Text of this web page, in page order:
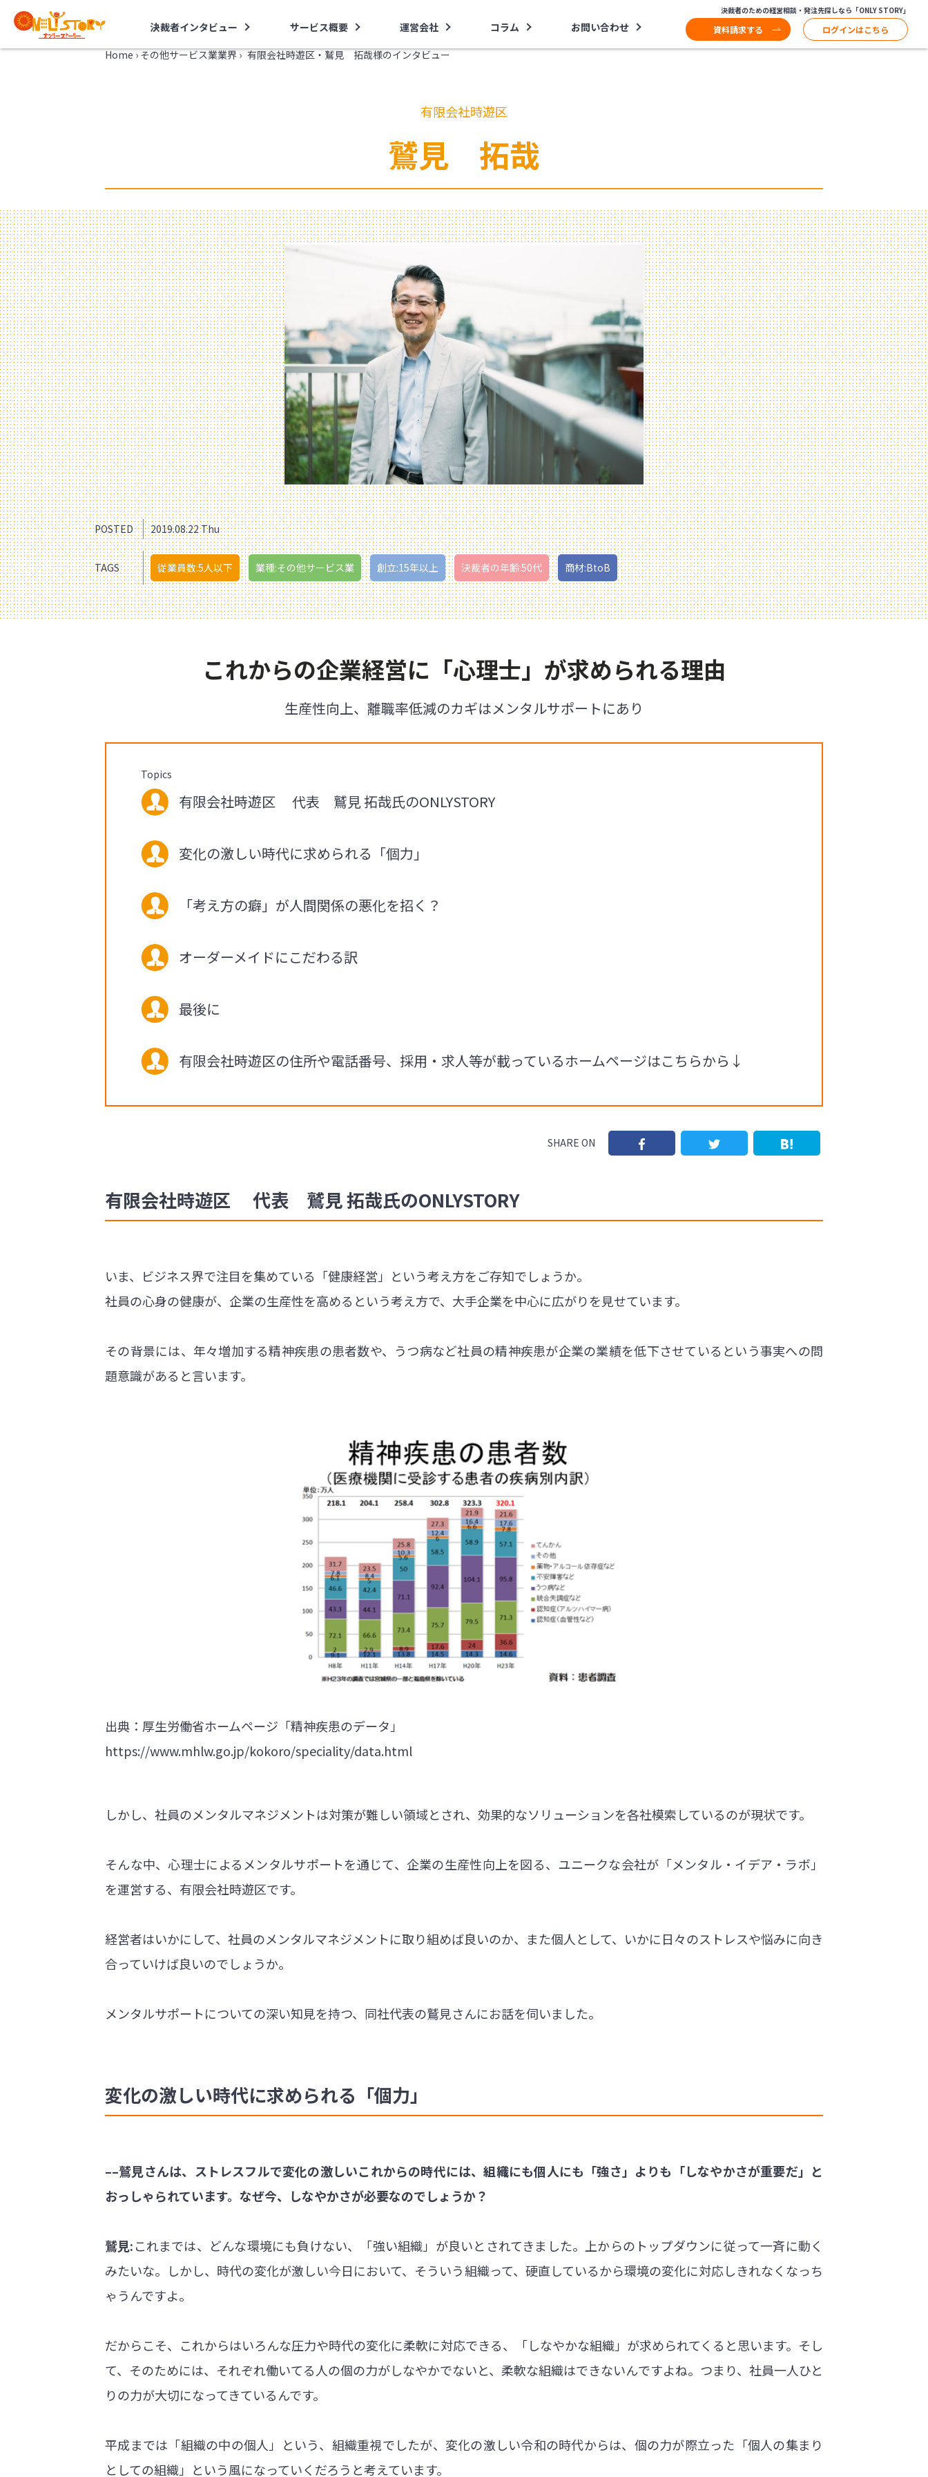
決裁者インタビュー サービス概要 運営会社 コラム お問い合わせ
決裁者のための経営相談・発注先探しなら「ONLY STORY」
資料請求する ログインはこちら
Home › その他サービス業業界 › 有限会社時遊区・鷲見 拓哉様のインタビュー
有限会社時遊区
鷲見 拓哉
POSTED 2019.08.22 Thu
TAGS 従業員数:5人以下 業種:その他サービス業 創立:15年以上 決裁者の年齢:50代 商材:BtoB
これからの企業経営に「心理士」が求められる理由
生産性向上、離職率低減のカギはメンタルサポートにあり
Topics
有限会社時遊区 代表 鷲見 拓哉氏のONLYSTORY
変化の激しい時代に求められる「個力」
「考え方の癖」が人間関係の悪化を招く？
オーダーメイドにこだわる訳
最後に
有限会社時遊区の住所や電話番号、採用・求人等が載っているホームページはこちらから↓
SHARE ON
有限会社時遊区 代表 鷲見 拓哉氏のONLYSTORY
いま、ビジネス界で注目を集めている「健康経営」という考え方をご存知でしょうか。
社員の心身の健康が、企業の生産性を高めるという考え方で、大手企業を中心に広がりを見せています。
その背景には、年々増加する精神疾患の患者数や、うつ病など社員の精神疾患が企業の業績を低下させているという事実への問
題意識があると言います。
出典：厚生労働省ホームページ「精神疾患のデータ」
https://www.mhlw.go.jp/kokoro/speciality/data.html
しかし、社員のメンタルマネジメントは対策が難しい領域とされ、効果的なソリューションを各社模索しているのが現状です。
そんな中、心理士によるメンタルサポートを通じて、企業の生産性向上を図る、ユニークな会社が「メンタル・イデア・ラボ」
を運営する、有限会社時遊区です。
経営者はいかにして、社員のメンタルマネジメントに取り組めば良いのか、また個人として、いかに日々のストレスや悩みに向き
合っていけば良いのでしょうか。
メンタルサポートについての深い知見を持つ、同社代表の鷲見さんにお話を伺いました。
変化の激しい時代に求められる「個力」
––鷲見さんは、ストレスフルで変化の激しいこれからの時代には、組織にも個人にも「強さ」よりも「しなやかさが重要だ」と
おっしゃられています。なぜ今、しなやかさが必要なのでしょうか？
鷲見:これまでは、どんな環境にも負けない、「強い組織」が良いとされてきました。上からのトップダウンに従って一斉に動く
みたいな。しかし、時代の変化が激しい今日において、そういう組織って、硬直しているから環境の変化に対応しきれなくなっち
ゃうんですよ。
だからこそ、これからはいろんな圧力や時代の変化に柔軟に対応できる、「しなやかな組織」が求められてくると思います。そし
て、そのためには、それぞれ働いてる人の個の力がしなやかでないと、柔軟な組織はできないんですよね。つまり、社員一人ひと
りの力が大切になってきているんです。
平成までは「組織の中の個人」という、組織重視でしたが、変化の激しい令和の時代からは、個の力が際立った「個人の集まり
としての組織」という風になっていくだろうと考えています。